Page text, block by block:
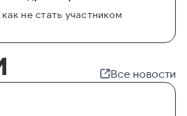
не стать участником
Все новости